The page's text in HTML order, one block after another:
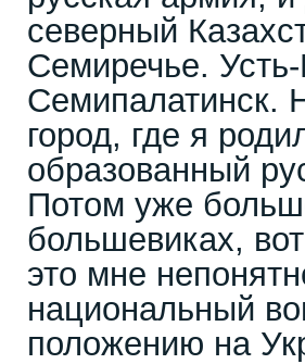
северный
Семиречье.
Семипалатинск.
город, где я
образованный
Потом уже
большевиках,
это мне
национальный
положению на